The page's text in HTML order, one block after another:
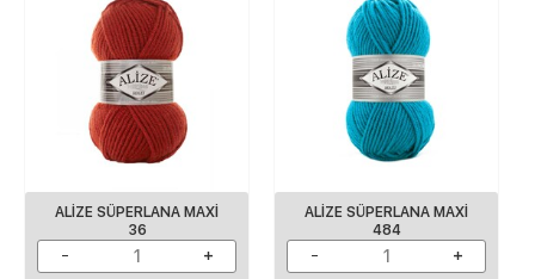
ALIZE SÜPERLANA MAXI
36
ALIZE SÜPERLANA MAXI
484